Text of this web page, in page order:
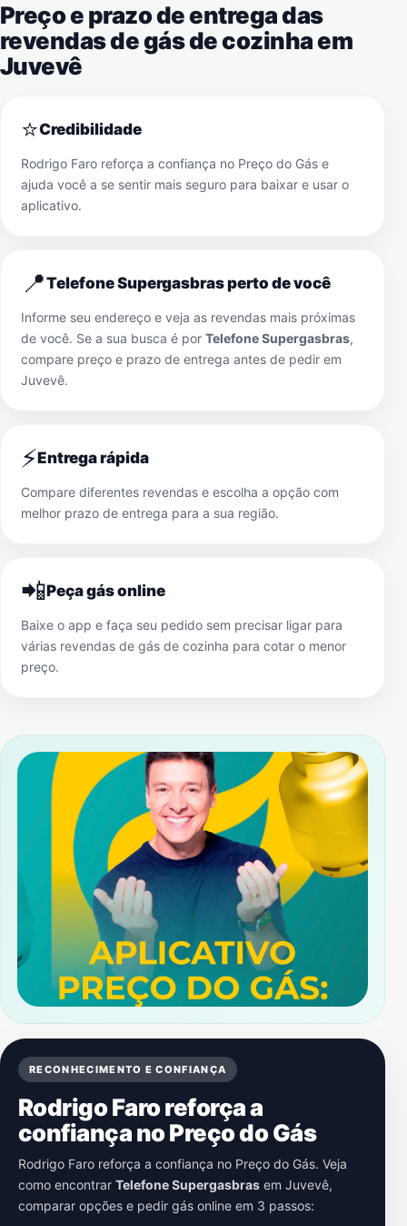
Preço e prazo de entrega das
revendas de gás de cozinha em
Juvevê
⭐Credibilidade
Rodrigo Faro reforça a confiança no Preço do Gás e
ajuda você a se sentir mais seguro para baixar e usar o
aplicativo.
📍Telefone Supergasbras perto de você
Informe seu endereço e veja as revendas mais próximas
de você. Se a sua busca é por Telefone Supergasbras,
compare preço e prazo de entrega antes de pedir em
Juvevê.
⚡Entrega rápida
Compare diferentes revendas e escolha a opção com
melhor prazo de entrega para a sua região.
📲Peça gás online
Baixe o app e faça seu pedido sem precisar ligar para
várias revendas de gás de cozinha para cotar o menor
preço.
RECONHECIMENTO E CONFIANÇA
Rodrigo Faro reforça a
confiança no Preço do Gás
Rodrigo Faro reforça a confiança no Preço do Gás. Veja
como encontrar Telefone Supergasbras em Juvevê,
comparar opções e pedir gás online em 3 passos: